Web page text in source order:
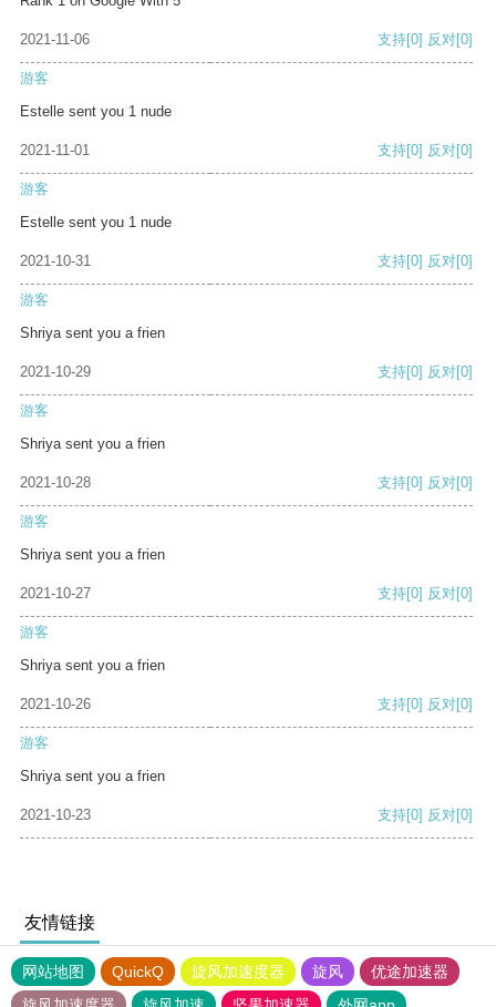
2021-11-06 支持[0] 反对[0]
游客
Estelle sent you 1 nude
2021-11-01 支持[0] 反对[0]
游客
Estelle sent you 1 nude
2021-10-31 支持[0] 反对[0]
游客
Shriya sent you a frien
2021-10-29 支持[0] 反对[0]
游客
Shriya sent you a frien
2021-10-28 支持[0] 反对[0]
游客
Shriya sent you a frien
2021-10-27 支持[0] 反对[0]
游客
Shriya sent you a frien
2021-10-26 支持[0] 反对[0]
游客
Shriya sent you a frien
2021-10-23 支持[0] 反对[0]
友情链接
网站地图 QuickQ 旋风加速度器 旋风
优途加速器